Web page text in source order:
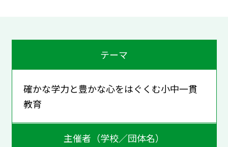
テーマ
確かな学力と豊かな心をはぐくむ小中一貫
教育
主催者（学校／団体名）